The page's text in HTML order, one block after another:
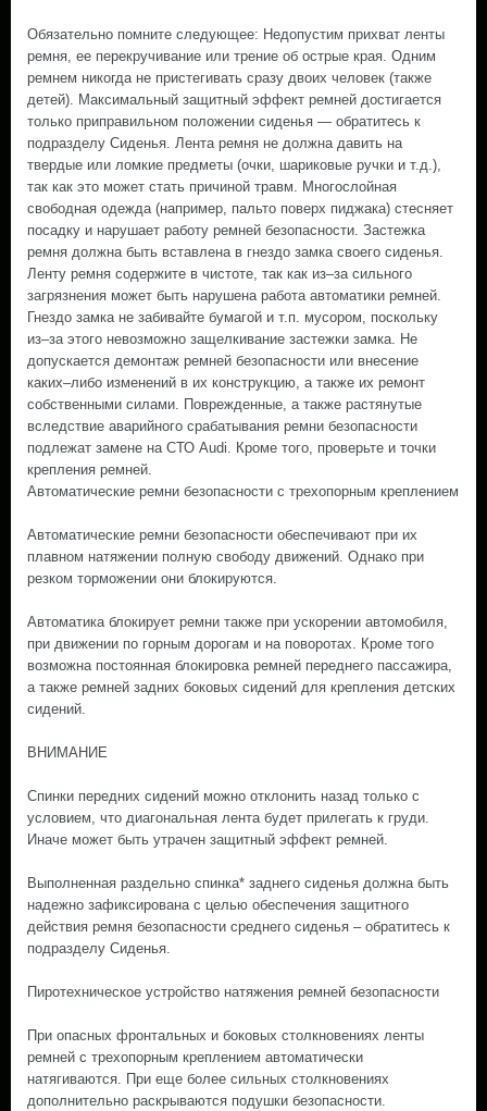
Обязательно помните следующее: Недопустим прихват ленты
ремня, ее перекручивание или трение об острые края. Одним
ремнем никогда не пристегивать сразу двоих человек (также
детей). Максимальный защитный эффект ремней достигается
только приправильном положении сиденья — обратитесь к
подразделу Сиденья. Лента ремня не должна давить на
твердые или ломкие предметы (очки, шариковые ручки и т.д.),
так как это может стать причиной травм. Многослойная
свободная одежда (например, пальто поверх пиджака) стесняет
посадку и нарушает работу ремней безопасности. Застежка
ремня должна быть вставлена в гнездо замка своего сиденья.
Ленту ремня содержите в чистоте, так как из–за сильного
загрязнения может быть нарушена работа автоматики ремней.
Гнездо замка не забивайте бумагой и т.п. мусором, поскольку
из–за этого невозможно защелкивание застежки замка. Не
допускается демонтаж ремней безопасности или внесение
каких–либо изменений в их конструкцию, а также их ремонт
собственными силами. Поврежденные, а также растянутые
вследствие аварийного срабатывания ремни безопасности
подлежат замене на СТО Audi. Кроме того, проверьте и точки
крепления ремней.
Автоматические ремни безопасности с трехопорным креплением
Автоматические ремни безопасности обеспечивают при их
плавном натяжении полную свободу движений. Однако при
резком торможении они блокируются.
Автоматика блокирует ремни также при ускорении автомобиля,
при движении по горным дорогам и на поворотах. Кроме того
возможна постоянная блокировка ремней переднего пассажира,
а также ремней задних боковых сидений для крепления детских
сидений.
ВНИМАНИЕ
Спинки передних сидений можно отклонить назад только с
условием, что диагональная лента будет прилегать к груди.
Иначе может быть утрачен защитный эффект ремней.
Выполненная раздельно спинка* заднего сиденья должна быть
надежно зафиксирована с целью обеспечения защитного
действия ремня безопасности среднего сиденья – обратитесь к
подразделу Сиденья.
Пиротехническое устройство натяжения ремней безопасности
При опасных фронтальных и боковых столкновениях ленты
ремней с трехопорным креплением автоматически
натягиваются. При еще более сильных столкновениях
дополнительно раскрываются подушки безопасности.